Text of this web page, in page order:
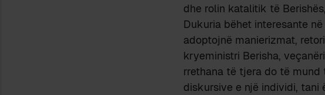
dhe rolin katalitik të
Dukuria bëhet interesante
adoptojnë manierizmat,
kryeministri Berisha,
rrethana të tjera do të
diskursive e një individi, tani